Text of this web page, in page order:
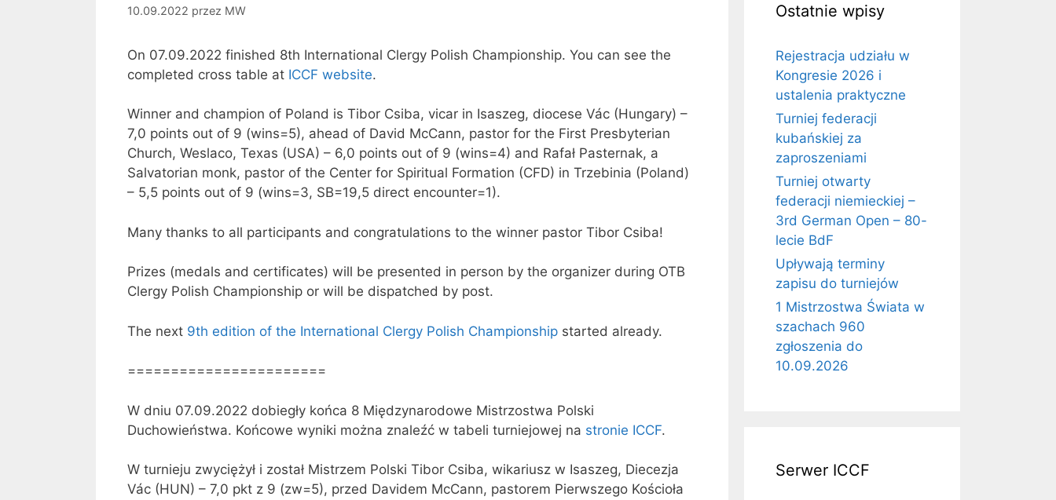
10.09.2022 przez MW
On 07.09.2022 finished 8th International Clergy Polish Championship. You can see the
completed cross table at ICCF website.
Winner and champion of Poland is Tibor Csiba, vicar in Isaszeg, diocese Vác (Hungary) –
7,0 points out of 9 (wins=5), ahead of David McCann, pastor for the First Presbyterian
Church, Weslaco, Texas (USA) – 6,0 points out of 9 (wins=4) and Rafał Pasternak, a
Salvatorian monk, pastor of the Center for Spiritual Formation (CFD) in Trzebinia (Poland)
– 5,5 points out of 9 (wins=3, SB=19,5 direct encounter=1).
Many thanks to all participants and congratulations to the winner pastor Tibor Csiba!
Prizes (medals and certificates) will be presented in person by the organizer during OTB
Clergy Polish Championship or will be dispatched by post.
The next 9th edition of the International Clergy Polish Championship started already.
=======================
W dniu 07.09.2022 dobiegły końca 8 Międzynarodowe Mistrzostwa Polski
Duchowieństwa. Końcowe wyniki można znaleźć w tabeli turniejowej na stronie ICCF.
W turnieju zwyciężył i został Mistrzem Polski Tibor Csiba, wikariusz w Isaszeg, Diecezja
Vác (HUN) – 7,0 pkt z 9 (zw=5), przed Davidem McCann, pastorem Pierwszego Kościoła
Ostatnie wpisy
Rejestracja udziału w
Kongresie 2026 i
ustalenia praktyczne
Turniej federacji
kubańskiej za
zaproszeniami
Turniej otwarty
federacji niemieckiej –
3rd German Open – 80-
lecie BdF
Upływają terminy
zapisu do turniejów
1 Mistrzostwa Świata w
szachach 960
zgłoszenia do
10.09.2026
Serwer ICCF